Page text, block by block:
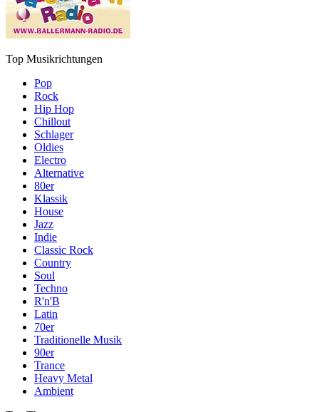
Top Musikrichtungen
Pop
Rock
Hip Hop
Chillout
Schlager
Oldies
Electro
Alternative
80er
Klassik
House
Jazz
Indie
Classic Rock
Country
Soul
Techno
R'n'B
Latin
70er
Traditionelle Musik
90er
Trance
Heavy Metal
Ambient